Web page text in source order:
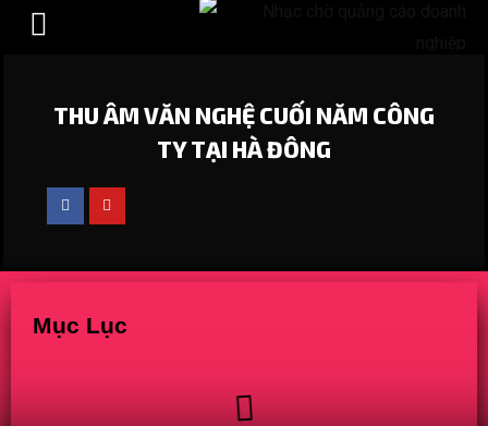
THU ÂM VĂN NGHỆ CUỐI NĂM CÔNG
TY TẠI HÀ ĐÔNG
Mục Lục